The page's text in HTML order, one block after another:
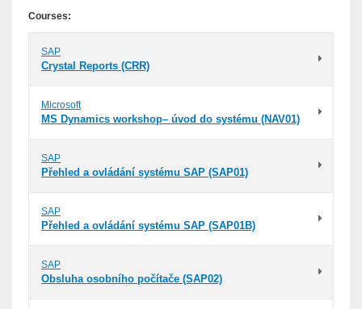
Courses:
SAP
Crystal Reports (CRR)
Microsoft
MS Dynamics workshop– úvod do systému (NAV01)
SAP
Přehled a ovládání systému SAP (SAP01)
SAP
Přehled a ovládání systému SAP (SAP01B)
SAP
Obsluha osobního počítače (SAP02)